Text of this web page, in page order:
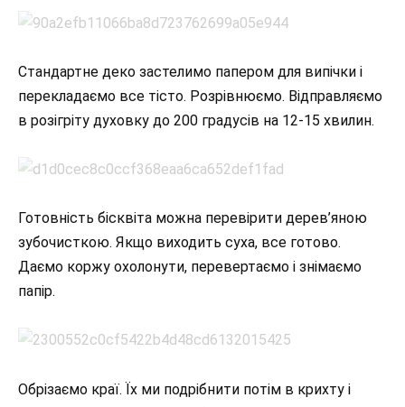
Стандартне деко застелимо папером для випічки і
перекладаємо все тісто. Розрівнюємо. Відправляємо
в розігріту духовку до 200 градусів на 12-15 хвилин.
Готовність бісквіта можна перевірити дерев’яною
зубочисткою. Якщо виходить суха, все готово.
Даємо коржу охолонути, перевертаємо і знімаємо
папір.
Обрізаємо краї. Їх ми подрібнити потім в крихту і